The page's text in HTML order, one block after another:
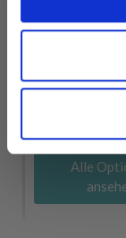
EUR 2.45
31/08/
Alle